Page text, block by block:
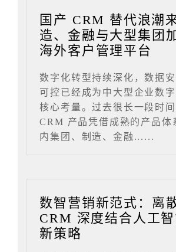
国产 CRM 替代浪潮
造、金融与大型集团
海外客户管理平台
数字化转型持续深化，数据
可控已经成为中大型企业数
核心考量。过去很长一段时
CRM 产品凭借成熟的产品体
内集团、制造、金融......
数智营销新范式：离
CRM 深度结合人工智
新策略